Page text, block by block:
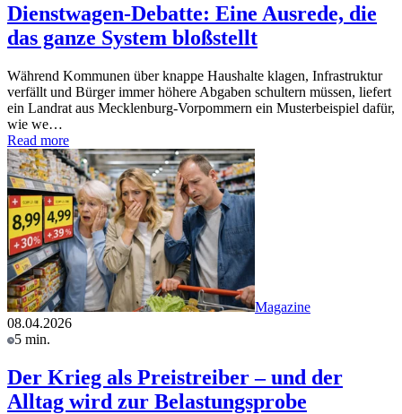
Dienstwagen-Debatte: Eine Ausrede, die
das ganze System bloßstellt
Während Kommunen über knappe Haushalte klagen, Infrastruktur
verfällt und Bürger immer höhere Abgaben schultern müssen, liefert
ein Landrat aus Mecklenburg-Vorpommern ein Musterbeispiel dafür,
wie we…
Read more
Magazine
08.04.2026
5 min.
Der Krieg als Preistreiber – und der
Alltag wird zur Belastungsprobe